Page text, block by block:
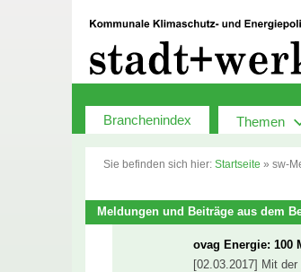
Branchenindex Themen
Sie befinden sich hier: Startseite » sw-
Meldungen und Beiträge aus dem
ovag Energie: 100
[02.03.2017] Mit